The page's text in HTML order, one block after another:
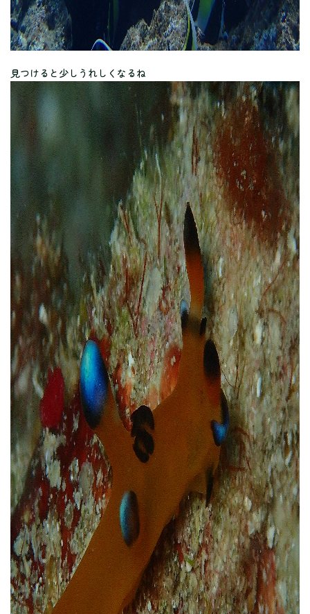
見つけると少しうれしくなるね